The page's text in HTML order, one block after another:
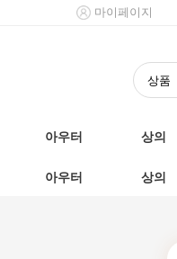
마이페이지
아우터 상의
아우터 상의